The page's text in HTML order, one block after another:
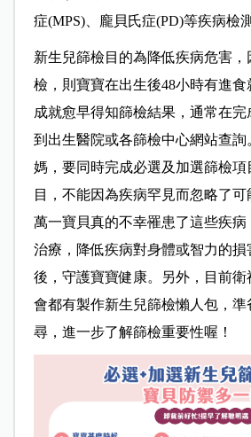
症(MPS)、龐貝氏症(PD)等疾病檢
新生兒篩檢目的為降低疾病危害
檢，則寶寶在出生後48小時有進
成就愈早得知篩檢結果，通常在完
到出生醫院或各篩檢中心網站查詢
媽，要同時完成必選及加選篩檢
目，不能因為疾病罕見而忽略了可
萬一寶貝真的不幸罹患了這些疾
治療，降低疾病對身體或智力的
後，守護寶寶健康。另外，目前
會都有製作新生兒篩檢懶人包，準
尋，進一步了解篩檢重要性喔！